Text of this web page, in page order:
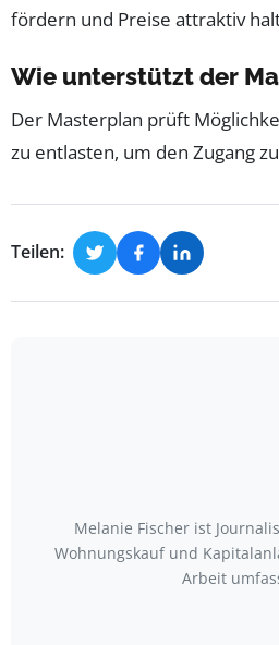
fördern und Preise attraktiv
Wie unterstützt der
Der Masterplan prüft
zu entlasten, um den Zugang
Teilen:
Melanie Fischer ist
Wohnungskauf und
Arbeit